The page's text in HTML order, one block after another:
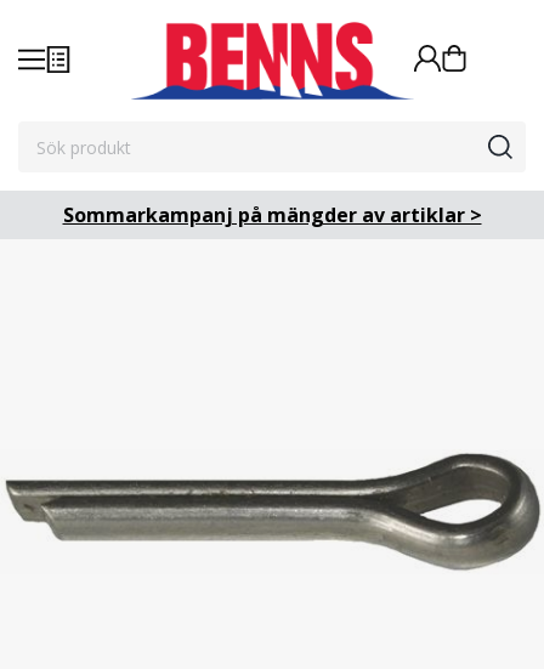
Sommarkampanj på mängder av artiklar >